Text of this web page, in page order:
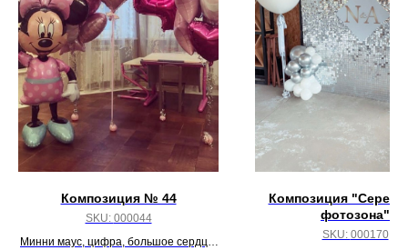
Композиция № 44
SKU: 000044
Минни маус, цифра, большое сердце,
Композиция
фотозона"
SKU: 000170